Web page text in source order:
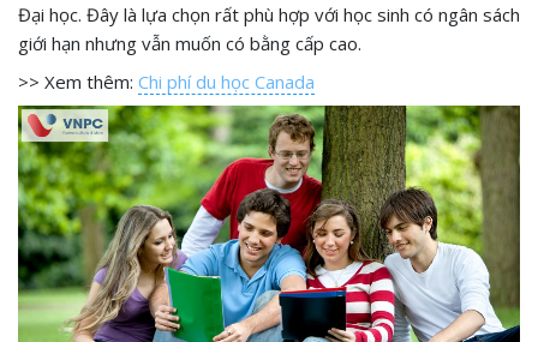
Đại học. Đây là lựa chọn rất phù hợp với học sinh có ngân sách
giới hạn nhưng vẫn muốn có bằng cấp cao.
>> Xem thêm: Chi phí du học Canada